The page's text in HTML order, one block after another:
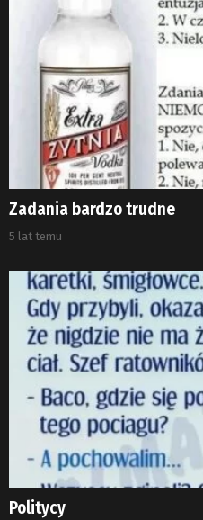
Zadania bardzo trudne
5 lat temu
Politycy